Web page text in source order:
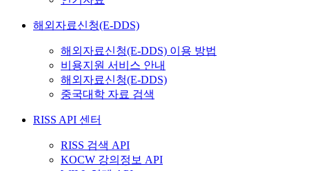
해외자료신청(E-DDS)
해외자료신청(E-DDS) 이용 방법
비용지원 서비스 안내
해외자료신청(E-DDS)
중국대학 자료 검색
RISS API 센터
RISS 검색 API
KOCW 강의정보 API